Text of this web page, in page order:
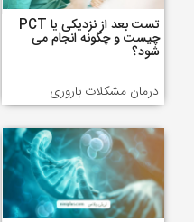
تست بعد از نزدیکی یا PCT
چیست و چگونه انجام می
شود؟
درمان مشکلات باروری